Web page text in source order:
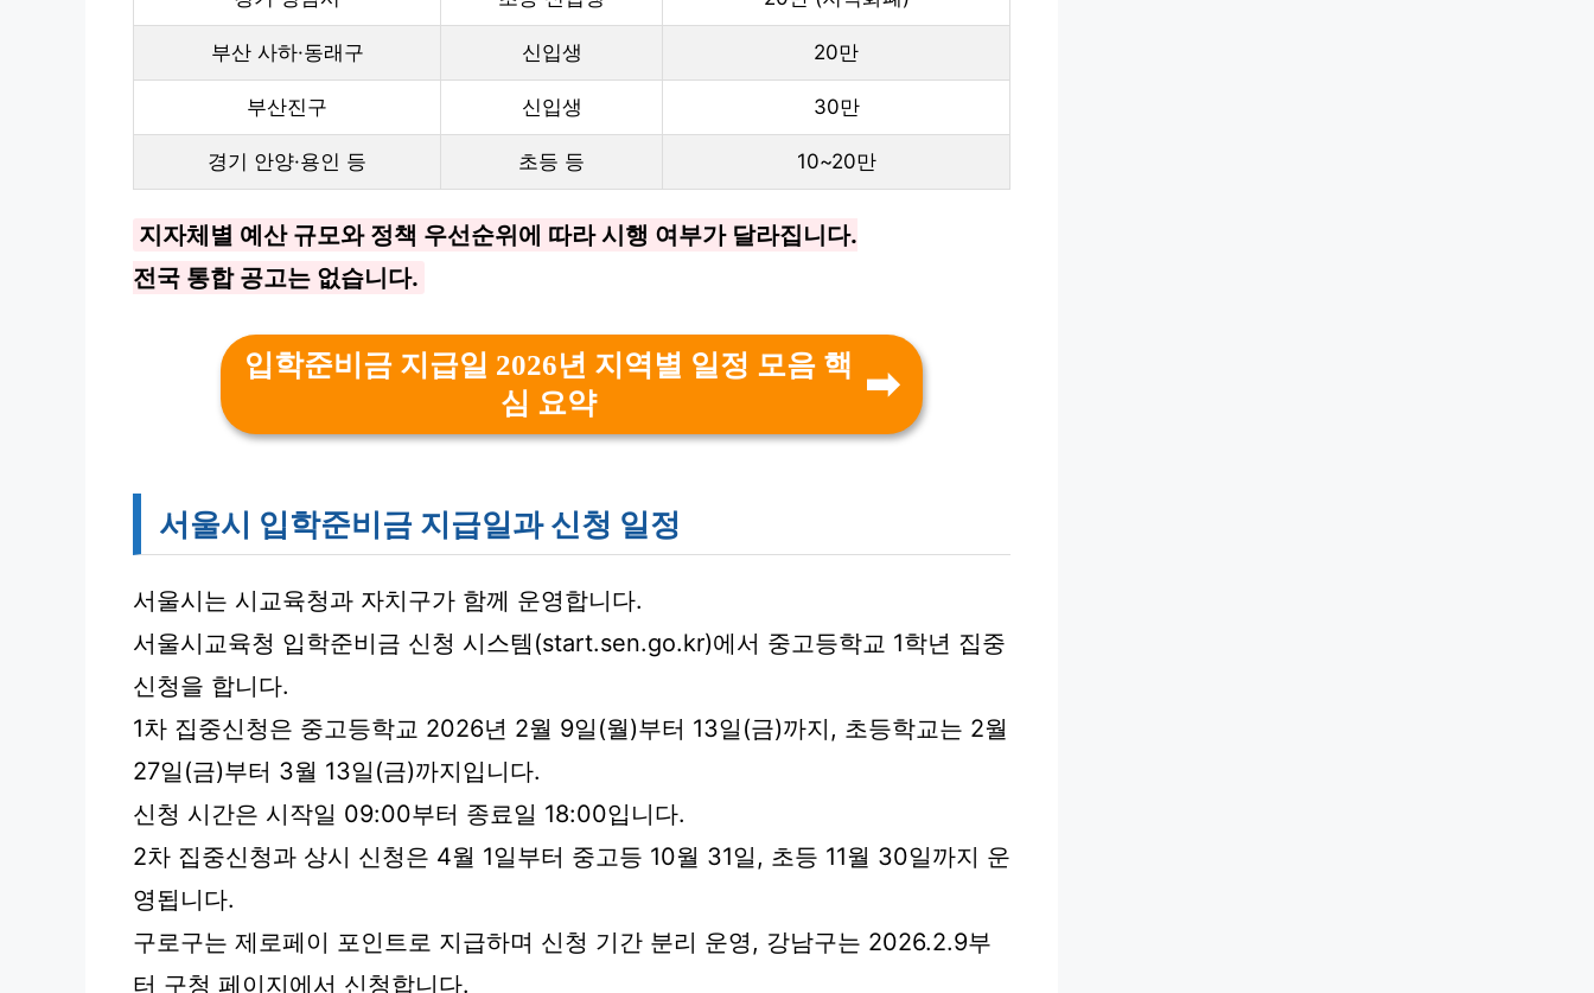
부산 사하·동래구 신입생 20만
부산진구 신입생 30만
경기 안양·용인 등 초등 등 10~20만
지자체별 예산 규모와 정책 우선순위에 따라 시행 여부가 달라집니다.
전국 통합 공고는 없습니다.
입학준비금 지급일 2026년 지역별 일정 모음 핵
심 요약
서울시 입학준비금 지급일과 신청 일정
서울시는 시교육청과 자치구가 함께 운영합니다.
서울시교육청 입학준비금 신청 시스템(start.sen.go.kr)에서 중고등학교 1학년 집중
신청을 합니다.
1차 집중신청은 중고등학교 2026년 2월 9일(월)부터 13일(금)까지, 초등학교는 2월
27일(금)부터 3월 13일(금)까지입니다.
신청 시간은 시작일 09:00부터 종료일 18:00입니다.
2차 집중신청과 상시 신청은 4월 1일부터 중고등 10월 31일, 초등 11월 30일까지 운
영됩니다.
구로구는 제로페이 포인트로 지급하며 신청 기간 분리 운영, 강남구는 2026.2.9부
터 구청 페이지에서 신청합니다.